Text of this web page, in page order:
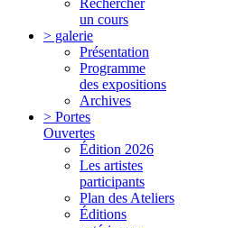
un cours
> galerie
Présentation
Programme
des expositions
Archives
> Portes
Ouvertes
Édition 2026
Les artistes
participants
Plan des Ateliers
Éditions